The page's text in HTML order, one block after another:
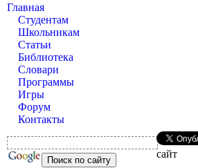
Главная
Студентам
Школьникам
Статьи
Библиотека
Словари
Программы
Игры
Форум
Контакты
сайт